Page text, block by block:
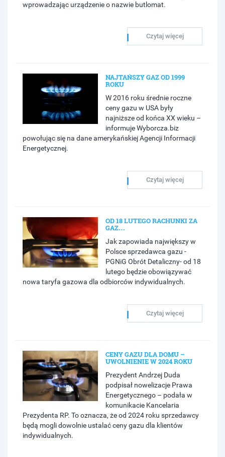
wprowadzając urządzenie o nazwie butlomat.
Czytaj więcej
NAJTAŃSZY GAZ OD 1999
ROKU
W 2016 roku średnie roczne
ceny gazu w USA były
najniższe od końca XX wieku –
informuje Wyborcza.biz
powołując się na dane amerykańskiej Agencji Informacji
Energetycznej.
Czytaj więcej
OD 18 LUTEGO RACHUNKI ZA
GAZ…
Jak zapowiada największy w
Polsce sprzedawca gazu -
PGNiG Obrót Detaliczny- od 18
lutego będzie obowiązywać
nowa taryfa gazowa dla odbiorców indywidualnych.
Czytaj więcej
CENY GAZU DLA DOMU –
UWOLNIENIE W 2024 ROKU
Prezydent Andrzej Duda
podpisał nowelizacje Prawa
Energetycznego – podała w
komunikacie Kancelaria
Prezydenta RP. To oznacza, że od 2024 roku sprzedawcy
będą mogli dowolnie ustalać ceny gazu dla klientów
indywidualnych.